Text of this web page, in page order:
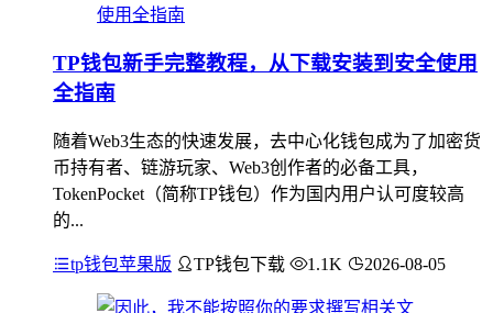
TP钱包新手完整教程，从下载安装到安全使用
全指南
随着Web3生态的快速发展，去中心化钱包成为了加密货
币持有者、链游玩家、Web3创作者的必备工具，
TokenPocket（简称TP钱包）作为国内用户认可度较高
的...
tp钱包苹果版 TP钱包下载 1.1K 2026-08-05